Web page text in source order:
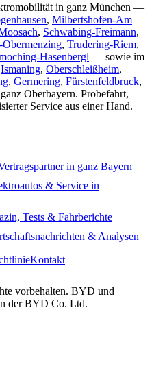
in ganz München —
, Milbertshofen-Am
, Schwabing-Freimann,
Obermenzing, Trudering-Riem,
Hasenbergl — sowie im
Ismaning, Oberschleißheim,
, Germering, Fürstenfeldbruck,
Oberbayern. Probefahrt,
Service aus einer Hand.
in ganz Bayern
& Service in
Tests & Fahrberichte
& Analysen
Kontakt
vorbehalten. BYD und
der BYD Co. Ltd.